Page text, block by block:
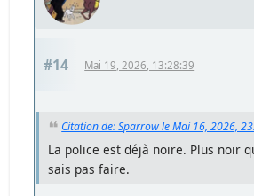
#14 Mai 19, 2026, 13:28:39
Citation de: Sparrow le Mai 16, 2026,
La police est déjà noire. Plus noir
sais pas faire.